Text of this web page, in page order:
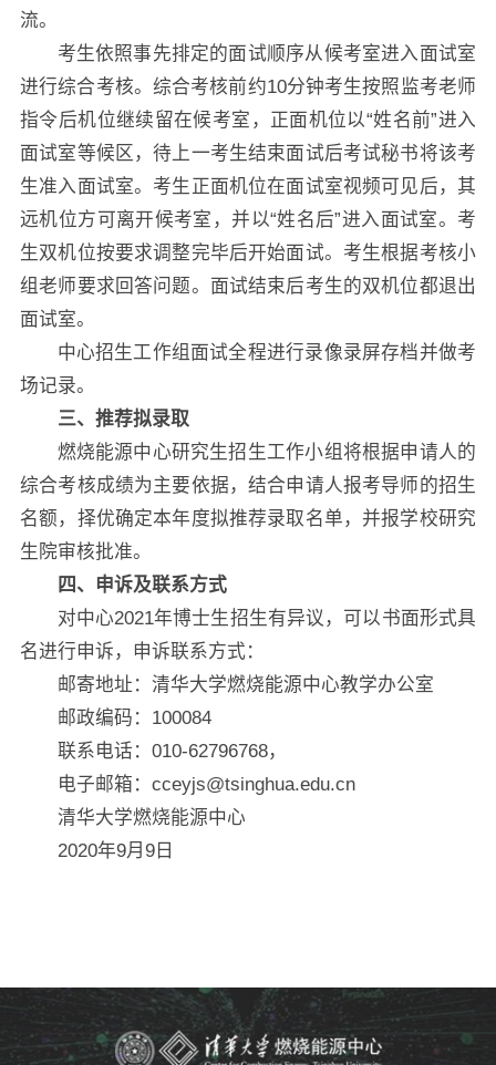
流。
考生依照事先排定的面试顺序从候考室进入面试室
进行综合考核。综合考核前约10分钟考生按照监考老师
指令后机位继续留在候考室，正面机位以“姓名前”进入
面试室等候区，待上一考生结束面试后考试秘书将该考
生准入面试室。考生正面机位在面试室视频可见后，其
远机位方可离开候考室，并以“姓名后”进入面试室。考
生双机位按要求调整完毕后开始面试。考生根据考核小
组老师要求回答问题。面试结束后考生的双机位都退出
面试室。
中心招生工作组面试全程进行录像录屏存档并做考
场记录。
三、推荐拟录取
燃烧能源中心研究生招生工作小组将根据申请人的
综合考核成绩为主要依据，结合申请人报考导师的招生
名额，择优确定本年度拟推荐录取名单，并报学校研究
生院审核批准。
四、申诉及联系方式
对中心2021年博士生招生有异议，可以书面形式具
名进行申诉，申诉联系方式：
邮寄地址：清华大学燃烧能源中心教学办公室
邮政编码：100084
联系电话：010-62796768，
电子邮箱：cceyjs@tsinghua.edu.cn
清华大学燃烧能源中心
2020年9月9日